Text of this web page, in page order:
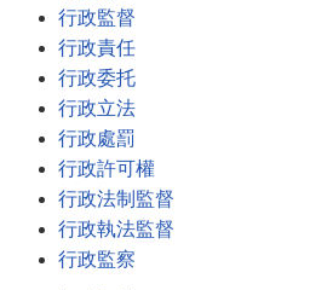
行政監督
行政責任
行政委托
行政立法
行政處罰
行政許可權
行政法制監督
行政執法監督
行政監察